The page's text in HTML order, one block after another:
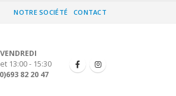
NOTRE SOCIÉTÉ CONTACT
13:00 - 15:30
82 20 47